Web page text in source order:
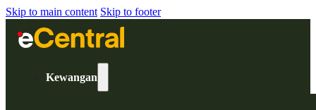
Skip to main content Skip to footer
Kewangan